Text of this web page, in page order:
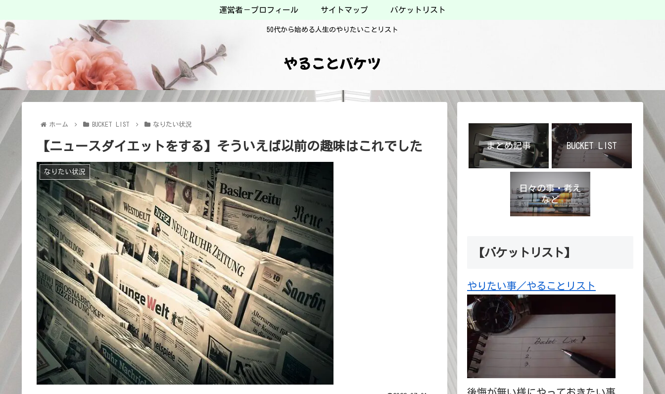
50代から始める人生のやりたいことリスト
やることバケツ
運営者－プロフィール サイトマップ バケットリスト
ホーム BUCKET LIST なりたい状況
【ニュースダイエットをする】そういえば以前の趣味はこれでした
なりたい状況
まとめ記事 BUCKET LIST
日々の事・考え
など
【バケットリスト】
やりたい事／やることリスト
後悔が無い様にやっておきたい事、